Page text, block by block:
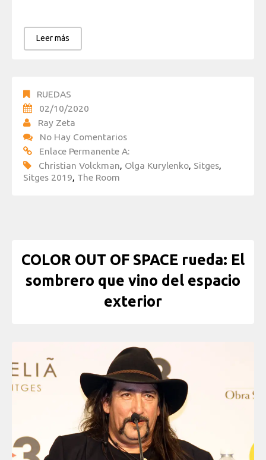
Leer más
RUEDAS
02/10/2020
Ray Zeta
No Hay Comentarios
Enlace Permanente A:
Christian Volckman, Olga Kurylenko, Sitges,
Sitges 2019, The Room
COLOR OUT OF SPACE rueda: El
sombrero que vino del espacio
exterior